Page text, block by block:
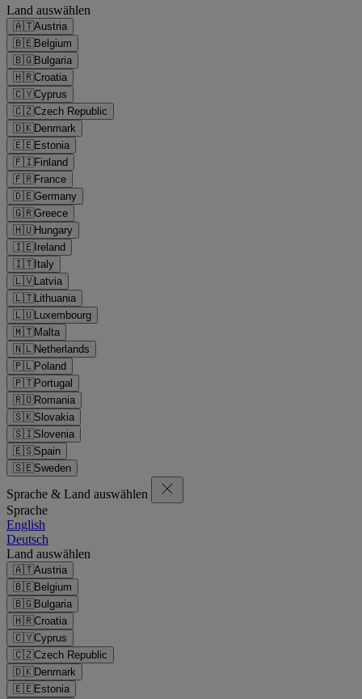
Land auswählen
🇦🇹Austria
🇧🇪Belgium
🇧🇬Bulgaria
🇭🇷Croatia
🇨🇾Cyprus
🇨🇿Czech Republic
🇩🇰Denmark
🇪🇪Estonia
🇫🇮Finland
🇫🇷France
🇩🇪Germany
🇬🇷Greece
🇭🇺Hungary
🇮🇪Ireland
🇮🇹Italy
🇱🇻Latvia
🇱🇹Lithuania
🇱🇺Luxembourg
🇲🇹Malta
🇳🇱Netherlands
🇵🇱Poland
🇵🇹Portugal
🇷🇴Romania
🇸🇰Slovakia
🇸🇮Slovenia
🇪🇸Spain
🇸🇪Sweden
Sprache & Land auswählen
Sprache
English
Deutsch
Land auswählen
🇦🇹Austria
🇧🇪Belgium
🇧🇬Bulgaria
🇭🇷Croatia
🇨🇾Cyprus
🇨🇿Czech Republic
🇩🇰Denmark
🇪🇪Estonia